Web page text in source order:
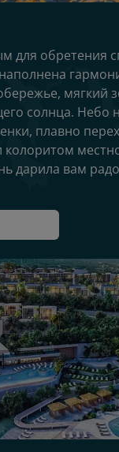
для обретения
мягкий
солнца. Небо
плавно
колоритом
дарила вам